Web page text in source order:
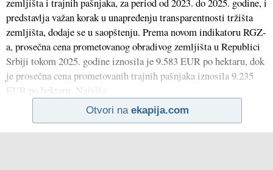
predstavlja važan korak u unapređenju transparentnosti tržišta
zemljišta, dodaje se u saopštenju. Prema novom indikatoru RGZ-
a, prosečna cena prometovanog obradivog zemljišta u Republici
Srbiji tokom 2025. godine iznosila je 9.583 EUR po hektaru, dok
je prosečna cena prometovanih trajnih pašnjaka iznosila 9.235
EUR po hektaru. Najviša
Otvori na ekapija.com